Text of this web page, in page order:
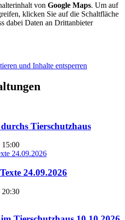
von Google Maps. Um auf
klicken Sie auf die Schaltfläche
dabei Daten an Drittanbieter
und Inhalte entsperren
Tierschutzhaus
15:00
24.09.2026
20:30